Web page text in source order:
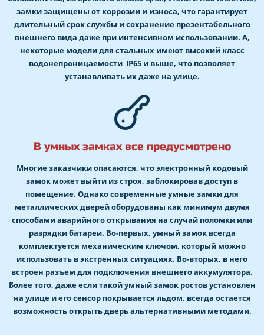
замки защищены от коррозии и износа, что гарантирует
длительный срок службы и сохранение презентабельного
внешнего вида даже при интенсивном использовании. А,
некоторые модели для стальных имеют высокий класс
водонепроницаемости IP65 и выше, что позволяет
устанавливать их даже на улице.
В умных замках все предусмотрено
Многие заказчики опасаются, что электронный кодовый
замок может выйти из строя, заблокировав доступ в
помещение. Однако современные умные замки для
металлических дверей оборудованы как минимум двумя
способами аварийного открывания на случай поломки или
разрядки батареи. Во-первых, умный замок всегда
комплектуется механическим ключом, который можно
использовать в экстренных ситуациях. Во-вторых, в него
встроен разъем для подключения внешнего аккумулятора.
Более того, даже если такой умный замок ростов установлен
на улице и его сенсор покрывается льдом, всегда остается
возможность открыть дверь альтернативными методами.